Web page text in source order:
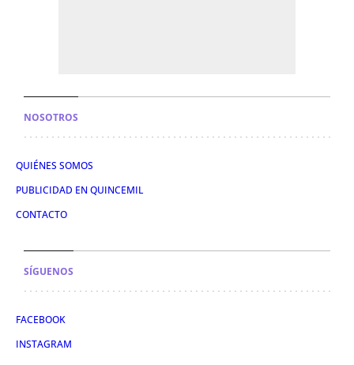
NOSOTROS
QUIÉNES SOMOS
PUBLICIDAD EN QUINCEMIL
CONTACTO
SÍGUENOS
FACEBOOK
INSTAGRAM